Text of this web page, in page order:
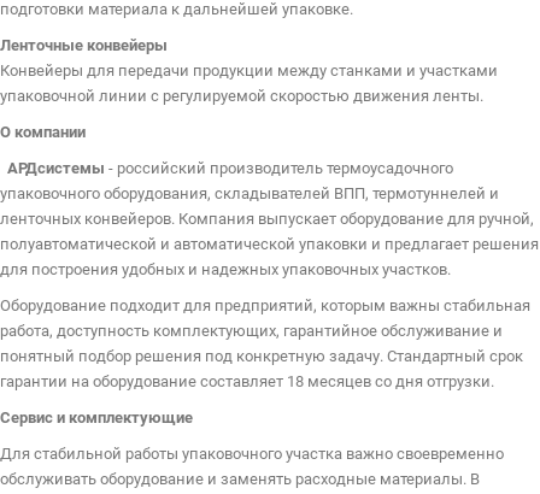
подготовки материала к дальнейшей упаковке.
Ленточные конвейеры
Конвейеры для передачи продукции между станками и участками
упаковочной линии с регулируемой скоростью движения ленты.
О компании
АРДсистемы - российский производитель термоусадочного
упаковочного оборудования, складывателей ВПП, термотуннелей и
ленточных конвейеров. Компания выпускает оборудование для ручной,
полуавтоматической и автоматической упаковки и предлагает решения
для построения удобных и надежных упаковочных участков.
Оборудование подходит для предприятий, которым важны стабильная
работа, доступность комплектующих, гарантийное обслуживание и
понятный подбор решения под конкретную задачу. Стандартный срок
гарантии на оборудование составляет 18 месяцев со дня отгрузки.
Сервис и комплектующие
Для стабильной работы упаковочного участка важно своевременно
обслуживать оборудование и заменять расходные материалы. В